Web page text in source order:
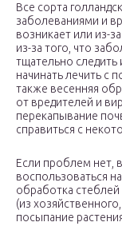
Все сорта
заболеваниями и
возникает или из-
из-за того, что
тщательно следить
начинать лечить с
также весенняя
от вредителей и
перекапывание
справиться с
Если проблем нет,
воспользоваться
обработка
(из
посыпание